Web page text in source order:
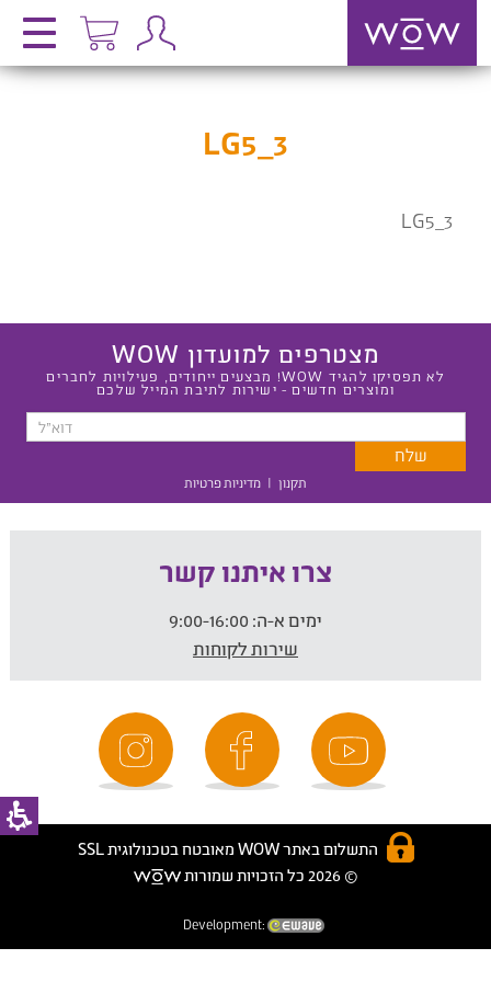
LG5_3
LG5_3
מצטרפים למועדון WOW
לא תפסיקו להגיד WOW! מבצעים ייחודים, פעילויות לחברים
ומוצרים חדשים - ישירות לתיבת המייל שלכם
תקנון | מדיניות פרטיות
צרו איתנו קשר
ימים א-ה:
שירות לקוחות
התשלום באתר WOW מאובטח בטכנולוגית SSL
© 2026 כל הזכויות שמורות
Development: